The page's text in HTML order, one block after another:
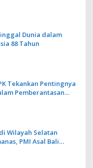
Dunia dalam
88 Tahun
Tekankan Pentingnya
Pemberantasan
Wilayah Selatan
PMI Asal Bali